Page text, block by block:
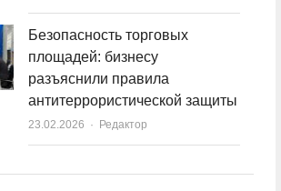
Безопасность торговых
площадей: бизнесу
разъяснили правила
антитеррористической защиты
23.02.2026 Author
Редактор